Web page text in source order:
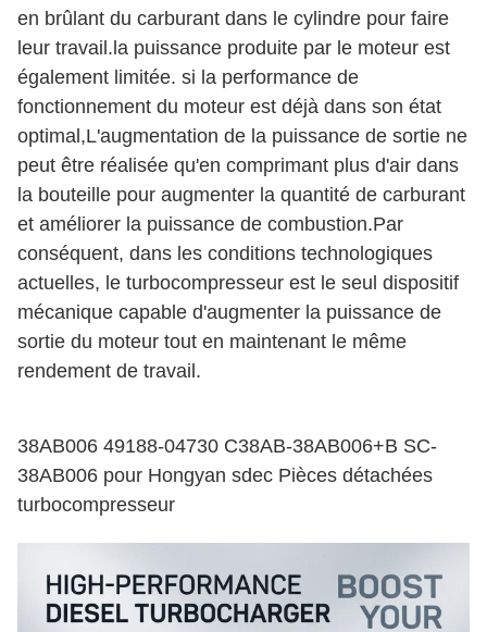
en brûlant du carburant dans le cylindre pour faire
leur travail.la puissance produite par le moteur est
également limitée. si la performance de
fonctionnement du moteur est déjà dans son état
optimal,L'augmentation de la puissance de sortie ne
peut être réalisée qu'en comprimant plus d'air dans
la bouteille pour augmenter la quantité de carburant
et améliorer la puissance de combustion.Par
conséquent, dans les conditions technologiques
actuelles, le turbocompresseur est le seul dispositif
mécanique capable d'augmenter la puissance de
sortie du moteur tout en maintenant le même
rendement de travail.
38AB006 49188-04730 C38AB-38AB006+B SC-
38AB006 pour Hongyan sdec Pièces détachées
turbocompresseur